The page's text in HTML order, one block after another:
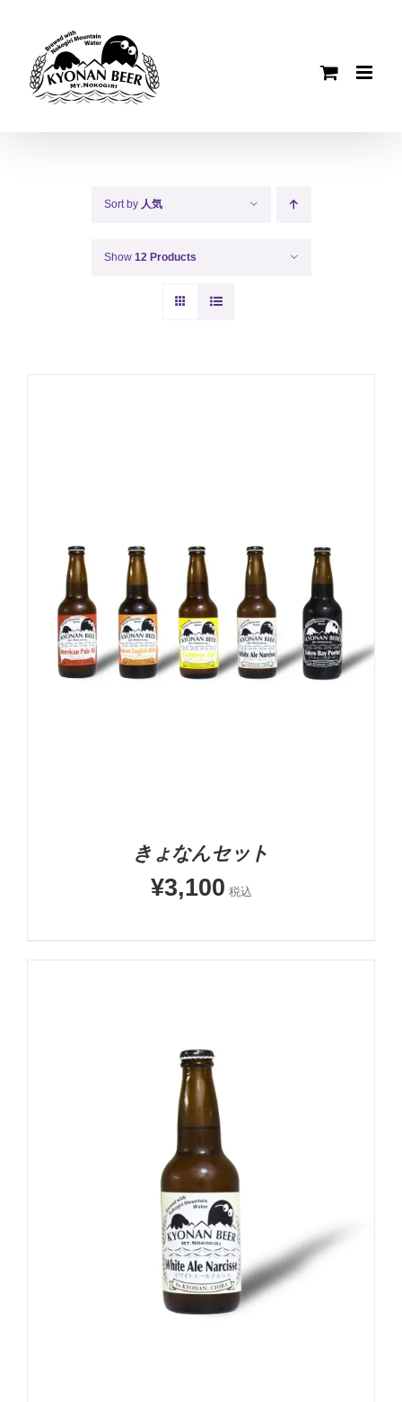
content
Sort by 人気
Show 12 Products
お買い物カゴに追加
詳細
きょなんセット
¥3,100 税込
お買い物カゴに追加
詳細